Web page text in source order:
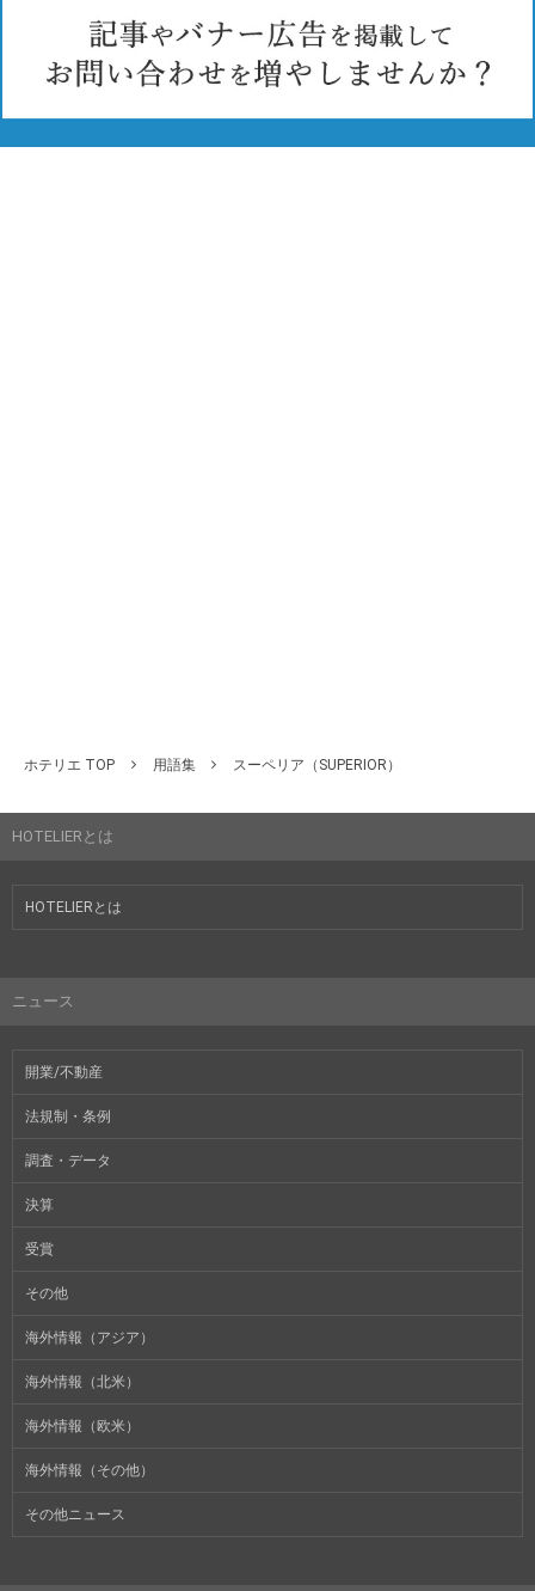
ホテリエ TOP 用語集 スーペリア（SUPERIOR）
HOTELIERとは
HOTELIERとは
ニュース
開業/不動産
法規制・条例
調査・データ
決算
受賞
その他
海外情報（アジア）
海外情報（北米）
海外情報（欧米）
海外情報（その他）
その他ニュース